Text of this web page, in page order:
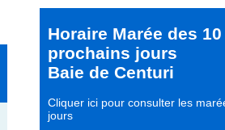
Horaire Marée des 10
prochains jours
Baie de Centuri
Cliquer ici pour consulter les
jours